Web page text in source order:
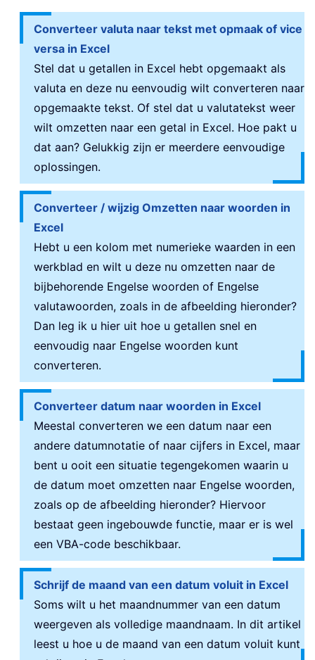
Converteer valuta naar tekst met opmaak of vice
versa in Excel
Stel dat u getallen in Excel hebt opgemaakt als
valuta en deze nu eenvoudig wilt converteren naar
opgemaakte tekst. Of stel dat u valutatekst weer
wilt omzetten naar een getal in Excel. Hoe pakt u
dat aan? Gelukkig zijn er meerdere eenvoudige
oplossingen.
Converteer / wijzig Omzetten naar woorden in
Excel
Hebt u een kolom met numerieke waarden in een
werkblad en wilt u deze nu omzetten naar de
bijbehorende Engelse woorden of Engelse
valutawoorden, zoals in de afbeelding hieronder?
Dan leg ik u hier uit hoe u getallen snel en
eenvoudig naar Engelse woorden kunt
converteren.
Converteer datum naar woorden in Excel
Meestal converteren we een datum naar een
andere datumnotatie of naar cijfers in Excel, maar
bent u ooit een situatie tegengekomen waarin u
de datum moet omzetten naar Engelse woorden,
zoals op de afbeelding hieronder? Hiervoor
bestaat geen ingebouwde functie, maar er is wel
een VBA-code beschikbaar.
Schrijf de maand van een datum voluit in Excel
Soms wilt u het maandnummer van een datum
weergeven als volledige maandnaam. In dit artikel
leest u hoe u de maand van een datum voluit kunt